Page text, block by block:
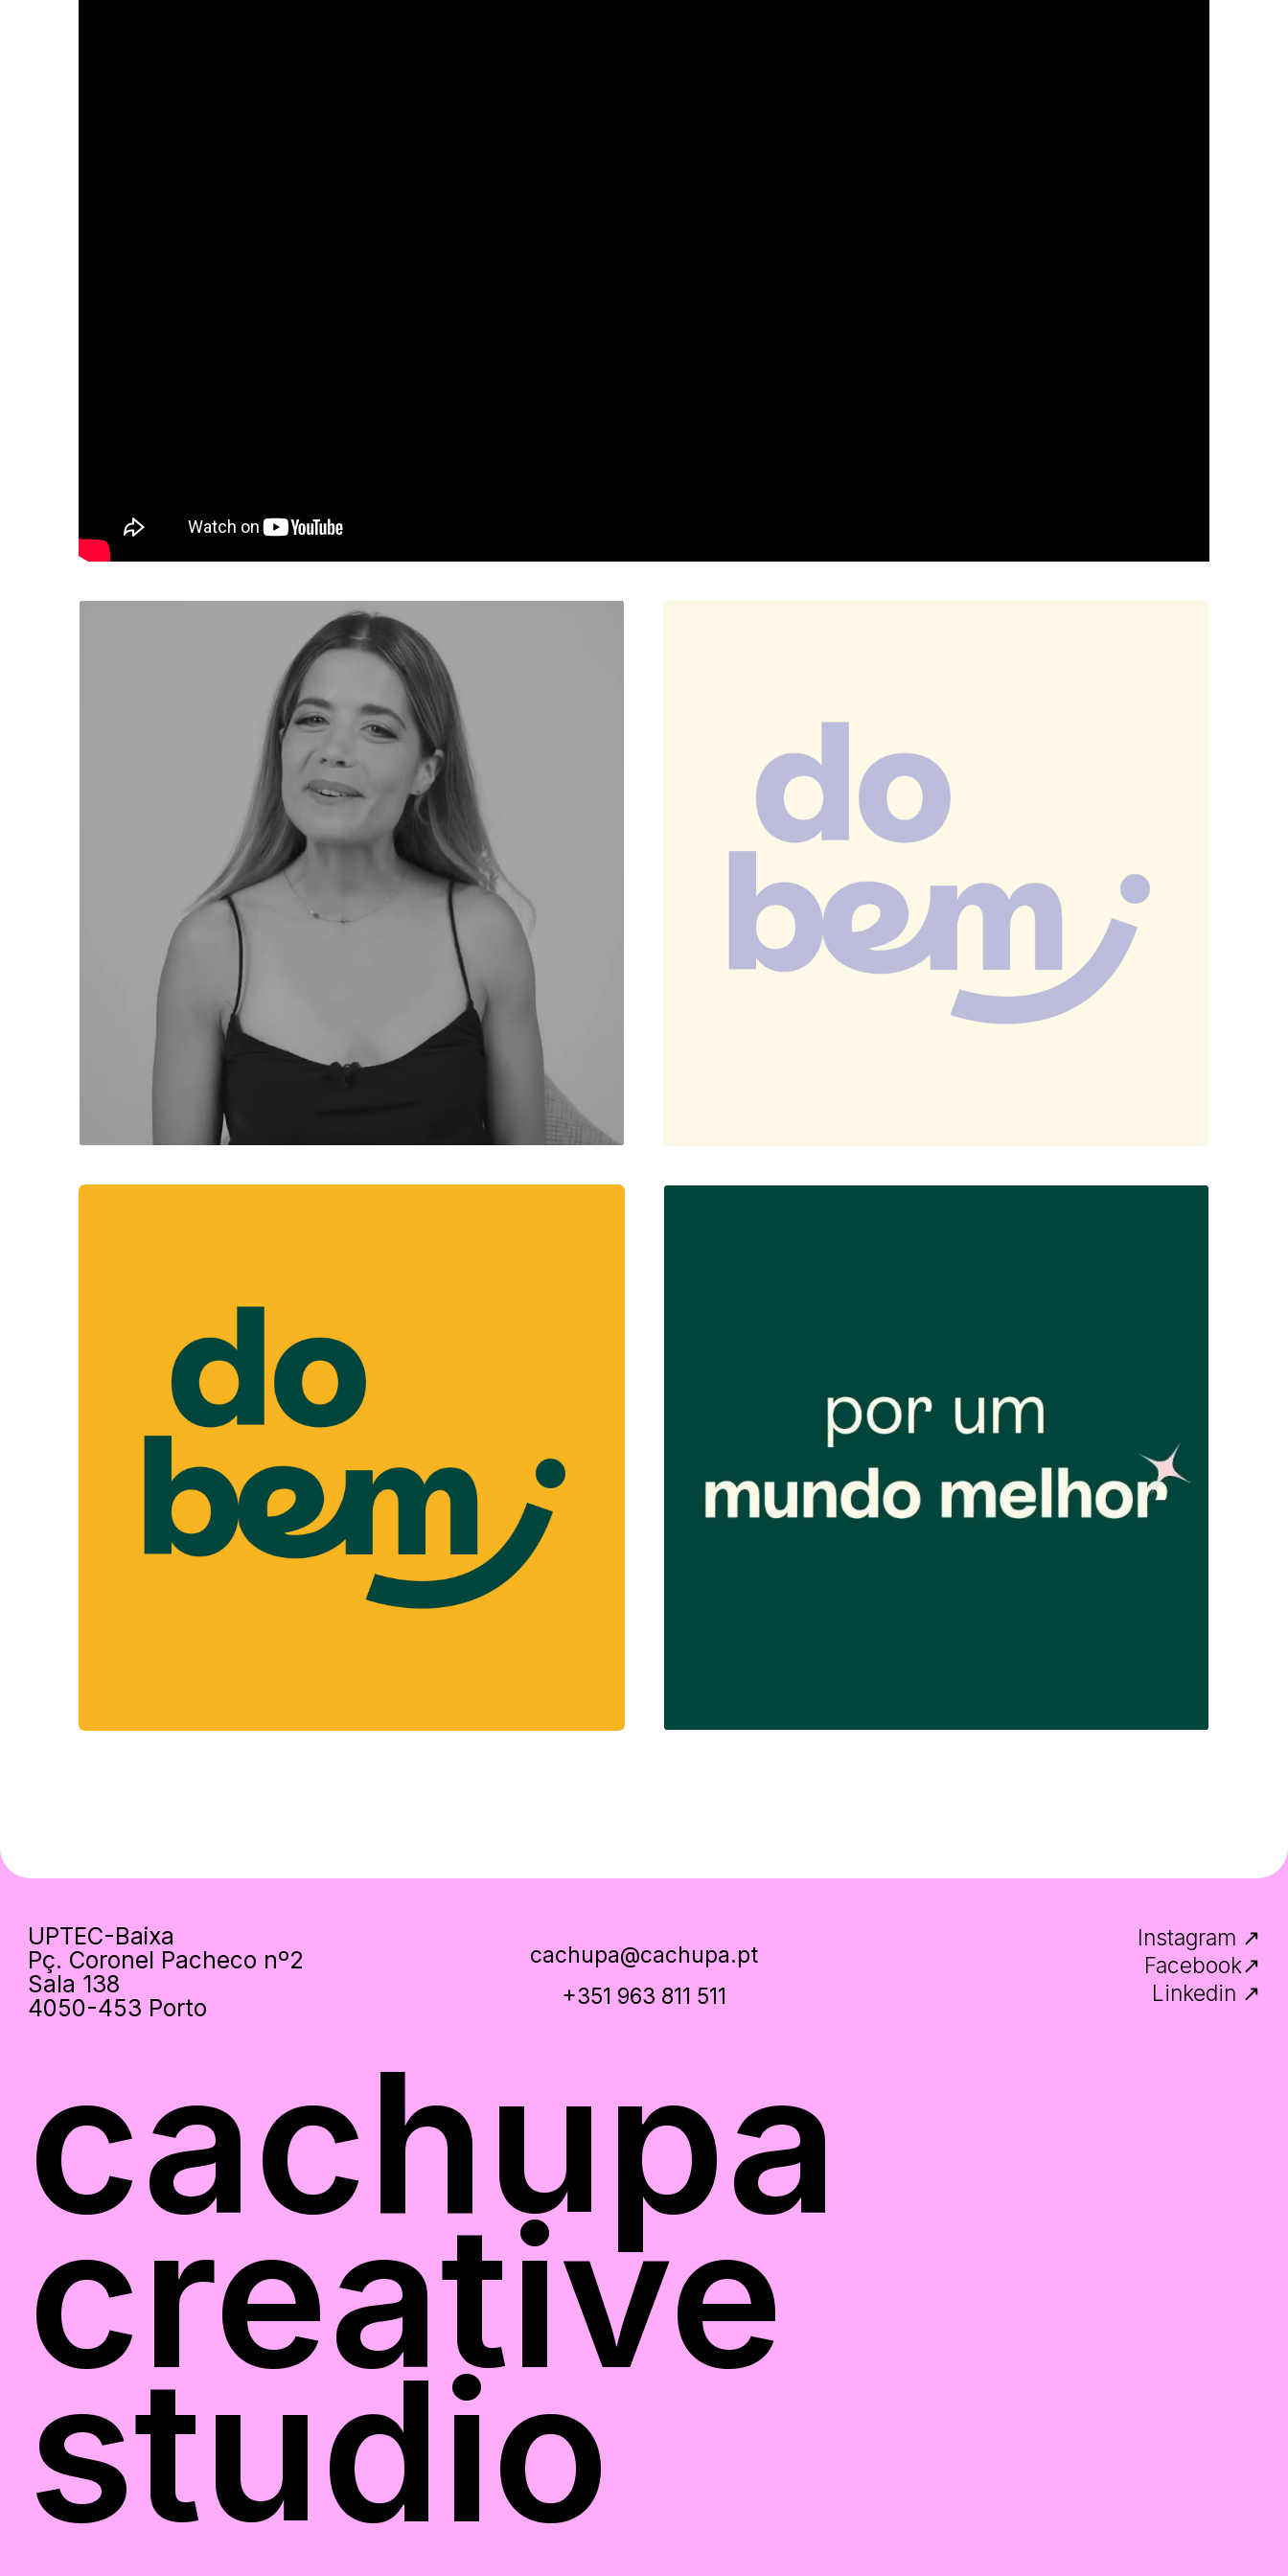
UPTEC-Baixa
Pç. Coronel Pacheco nº2
Sala 138
4050-453 Porto
cachupa@cachupa.pt
+351 963 811 511
Instagram ↗
Facebook↗
Linkedin ↗
cachupa
creative
studio